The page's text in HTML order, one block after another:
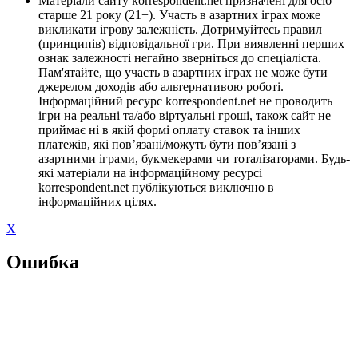
старше 21 року (21+). Участь в азартних іграх може
викликати ігрову залежність. Дотримуйтесь правил
(принципів) відповідальної гри. При виявленні перших
ознак залежності негайно зверніться до спеціаліста.
Пам'ятайте, що участь в азартних іграх не може бути
джерелом доходів або альтернативою роботі.
Інформаційний ресурс korrespondent.net не проводить
ігри на реальні та/або віртуальні гроші, також сайт не
приймає ні в якій формі оплату ставок та інших
платежів, які пов’язані/можуть бути пов’язані з
азартними іграми, букмекерами чи тоталізаторами. Будь-
які матеріали на інформаційному ресурсі
korrespondent.net публікуються виключно в
інформаційних цілях.
X
Ошибка